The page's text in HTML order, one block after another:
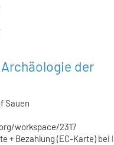
der
Sauen
workspace/2317
+ Bezahlung (EC-Karte) bei